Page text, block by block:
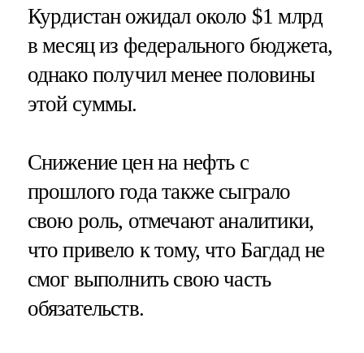
Курдистан ожидал около $1 млрд
в месяц из федерального бюджета,
однако получил менее половины
этой суммы.
Снижение цен на нефть с
прошлого года также сыграло
свою роль, отмечают аналитики,
что привело к тому, что Багдад не
смог выполнить свою часть
обязательств.